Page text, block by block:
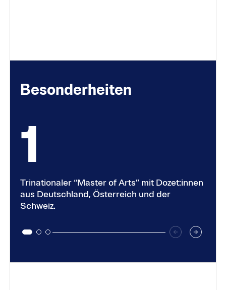
Besonder­heiten
Trinationaler “Master of Arts” mit Dozet:innen
aus Deutschland, Österreich und der
Schweiz.